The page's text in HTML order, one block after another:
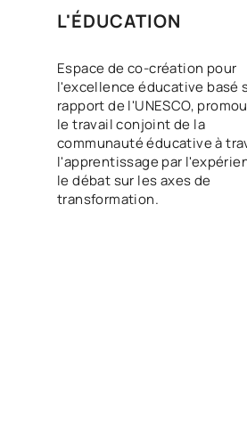
L'ÉDUCATION
Espace de co-création pour
l'excellence éducative basé
rapport de l'UNESCO,
le travail conjoint de la
communauté éducative à
l'apprentissage par
le débat sur les axes de
transformation.